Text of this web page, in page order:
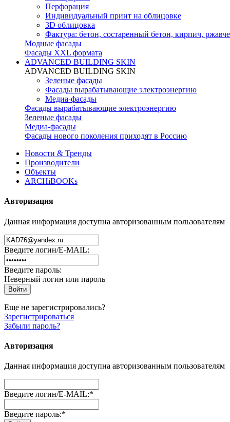
Перфорация
Индивидуальный принт на облицовке
3D облицовка
Фактура: бетон, состаренный бетон, кирпич,
Модные фасады
Фасады XXL формата
ADVANCED BUILDING SKIN
ADVANCED BUILDING SKIN
Зеленые фасады
Фасады вырабатывающие электроэнергию
Медиа-фасады
Фасады вырабатывающие электроэнергию
Зеленые фасады
Медиа-фасады
Фасады нового поколения приходят в Россию
Новости & Тренды
Производители
Объекты
ARCHiBOOKs
Авторизация
Данная информация доступна авторизованным пользователям
Введите логин/E-MAIL:
Введите пароль:
Неверный логин или пароль
Еще не зарегистрировались?
Зарегистрироваться
Забыли пароль?
Авторизация
Данная информация доступна авторизованным пользователям
Введите логин/E-MAIL:*
Введите пароль:*